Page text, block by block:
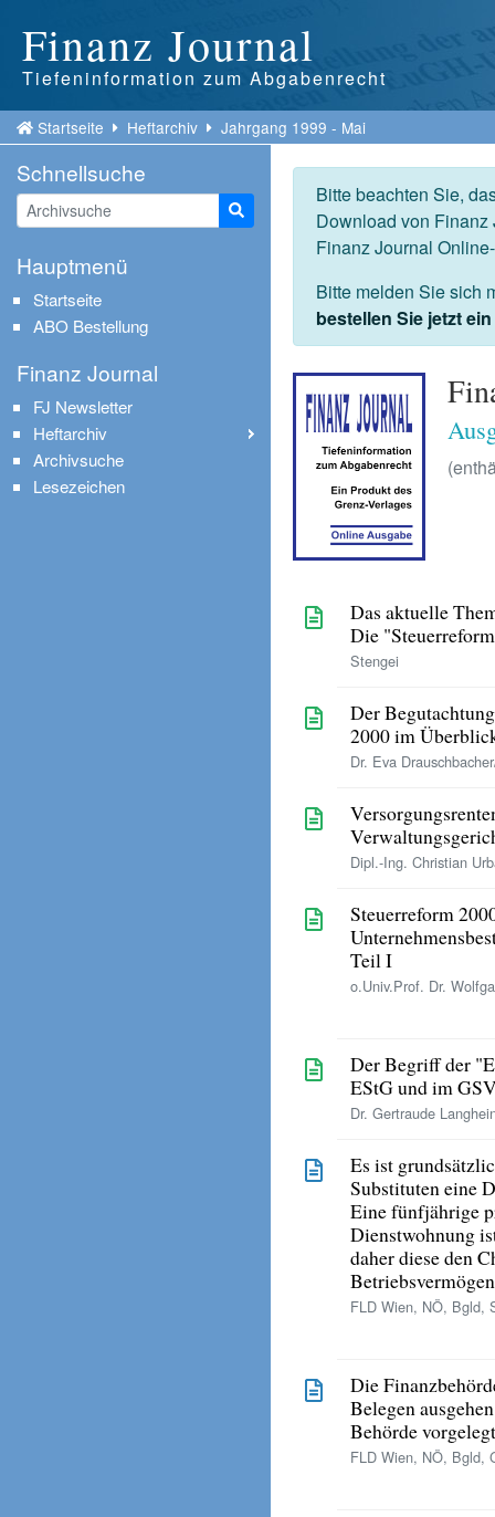
Finanz Journal
Tiefeninformation zum Abgabenrecht
Startseite Heftarchiv Jahrgang 1999 - Mai
Bitte beachten Sie,
Download von
Finanz Journal
Bitte melden Sie sich
bestellen Sie jetzt
Das aktuelle
Die
Stengei
Der
2000 im
Dr. Eva
Dipl.-Ing. Christian
Steuerreform
Teil I
o.Univ.Prof. Dr.
Der Begriff der
EStG und im
Dr. Gertraude
Es ist
Substituten eine
Eine fünfjährige
Dienstwohnung
daher diese den
FLD Wien, NÖ, Bgld,
Die
Belegen
Behörde
FLD Wien, NÖ, Bgld,
Schnellsuche
Suche starten
Hauptmenü
Startseite
ABO Bestellung
Finanz Journal
FJ Newsletter
Heftarchiv
Archivsuche
Lesezeichen